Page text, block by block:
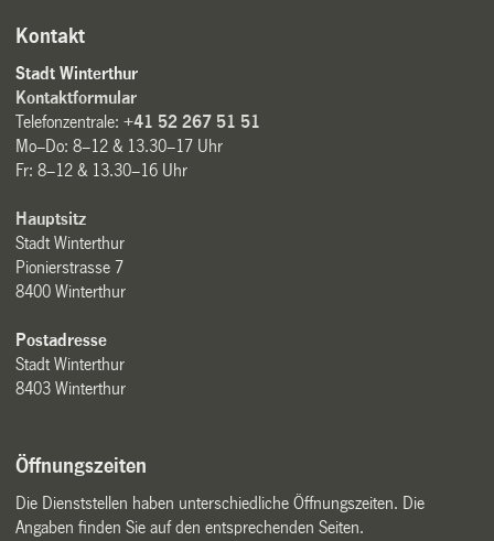
Kontakt
Stadt Winterthur
Kontaktformular
Telefonzentrale:+41 52 267 51 51
Mo–Do: 8–12 & 13.30–17 Uhr
Fr: 8–12 & 13.30–16 Uhr
Hauptsitz
Stadt Winterthur
Pionierstrasse 7
8400 Winterthur
Postadresse
Stadt Winterthur
8403 Winterthur
Öffnungszeiten
Die Dienststellen haben unterschiedliche Öffnungszeiten. Die
Angaben finden Sie auf den entsprechenden Seiten.